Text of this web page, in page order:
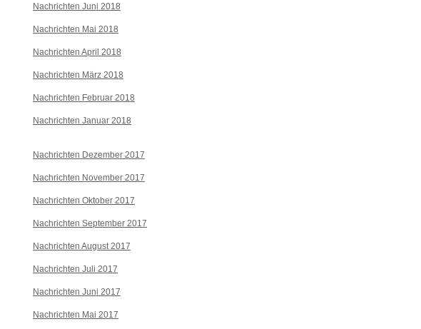
Nachrichten Juni 2018
Nachrichten Mai 2018
Nachrichten April 2018
Nachrichten März 2018
Nachrichten Februar 2018
Nachrichten Januar 2018
Nachrichten Dezember 2017
Nachrichten November 2017
Nachrichten Oktober 2017
Nachrichten September 2017
Nachrichten August 2017
Nachrichten Juli 2017
Nachrichten Juni 2017
Nachrichten Mai 2017